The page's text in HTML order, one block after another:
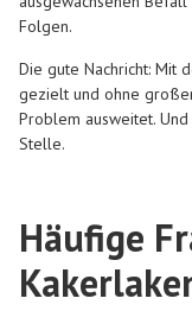
Folgen.
Die gute Nachricht: Mit
gezielt und ohne
Problem ausweitet.
Stelle.
Häufige